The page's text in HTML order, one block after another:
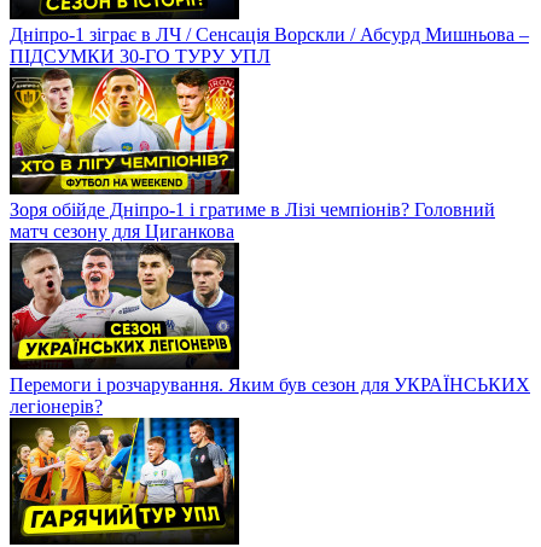
Дніпро-1 зіграє в ЛЧ / Сенсація Ворскли / Абсурд Мишньова –
ПІДСУМКИ 30-ГО ТУРУ УПЛ
Зоря обійде Дніпро-1 і гратиме в Лізі чемпіонів? Головний
матч сезону для Циганкова
Перемоги і розчарування. Яким був сезон для УКРАЇНСЬКИХ
легіонерів?